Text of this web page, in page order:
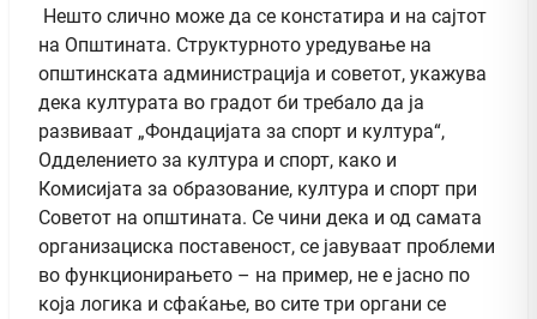
Нешто слично може да се констатира и на сајтот
на Општината. Структурното уредување на
општинската администрација и советот, укажува
дека културата во градот би требало да ја
развиваат „Фондацијата за спорт и култура“,
Одделението за култура и спорт, како и
Комисијата за образование, култура и спорт при
Советот на општината. Се чини дека и од самата
организациска поставеност, се јавуваат проблеми
во функционирањето – на пример, не е јасно по
која логика и сфаќање, во сите три органи се